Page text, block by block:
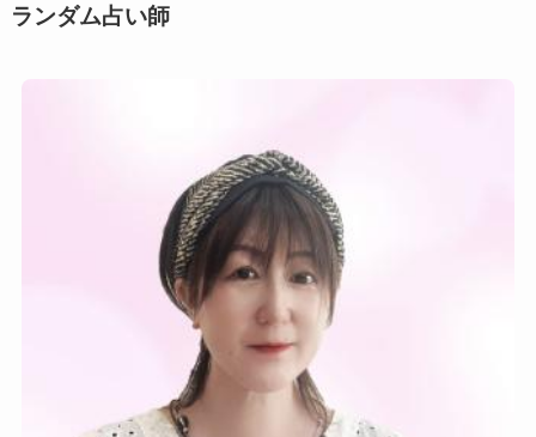
ン
ランダム占い師